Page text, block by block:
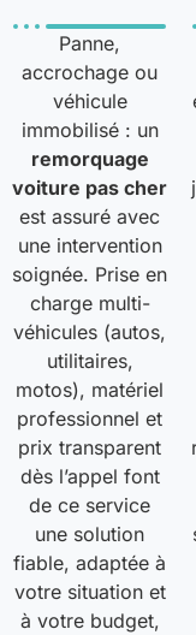
Panne,
accrochage ou
véhicule
immobilisé : un
remorquage
voiture pas cher
est assuré avec
une intervention
soignée. Prise en
charge multi-
véhicules (autos,
utilitaires,
motos), matériel
professionnel et
prix transparent
dès l’appel font
de ce service
une solution
fiable, adaptée à
votre situation et
à votre budget,